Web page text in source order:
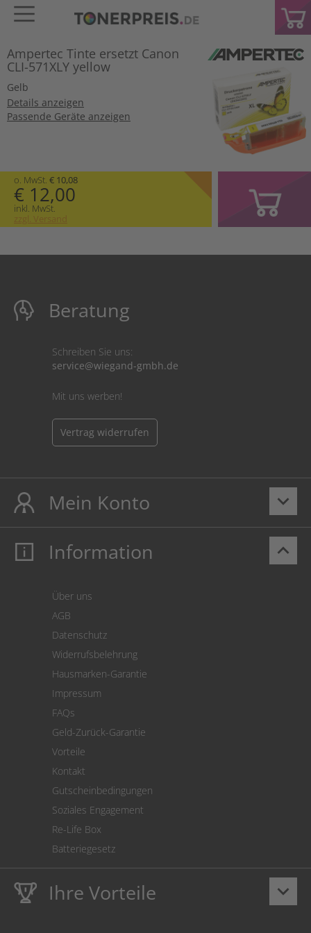
Ampertec Tinte ersetzt Canon
CLI-571XLY yellow
Gelb
Details anzeigen
Passende Geräte anzeigen
o. MwSt. € 10,08
€ 12,00
inkl. MwSt.
zzgl. Versand
Beratung
Schreiben Sie uns:
service@wiegand-gmbh.de
Mit uns werben!
Vertrag widerrufen
keyboard_arrow_down
Mein Konto
Mein Konto
Cookie Einstellungen
keyboard_arrow_up
Information
Über uns
AGB
Datenschutz
Widerrufsbelehrung
Hausmarken-Garantie
Impressum
FAQs
Geld-Zurück-Garantie
Vorteile
Kontakt
Gutscheinbedingungen
Soziales Engagement
Re-Life Box
Batteriegesetz
keyboard_arrow_down
Ihre Vorteile